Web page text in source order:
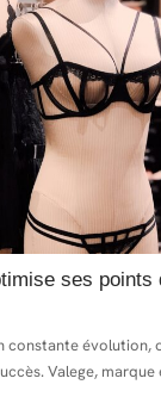
ses points
constante évolution,
Valege,